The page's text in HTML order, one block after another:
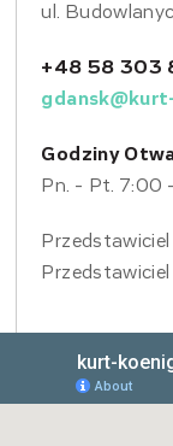
ul.
+48 58 303
Godziny
Pn. - Pt. 7:00